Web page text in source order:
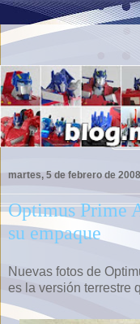
martes, 5 de febrero de 2008
Optimus Prime
su empaque
Nuevas fotos de
es la versión terrestre